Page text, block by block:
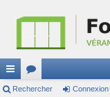
ac or
Rechercher Connexion